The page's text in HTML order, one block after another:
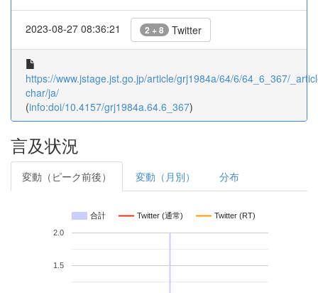
2023-08-27 08:36:21 2 + 8 Twitter
https://www.jstage.jst.go.jp/article/grj1984a/64/6/64_6_367/
char/ja/
(info:doi/10.4157/grj1984a.64.6_367)
言及状況
変動（ピーク前後） 変動（月別） 分布
合計 Twitter (通常) Twitter (RT)
1.5
2.0